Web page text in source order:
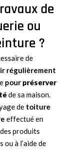
de
ou
?
de
régulièrement
pour préserver
de sa maison.
de toiture
effectué en
produits
ou à l’aide de